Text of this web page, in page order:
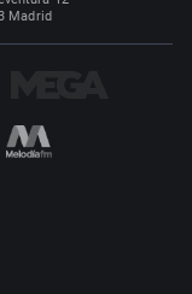
Madrid